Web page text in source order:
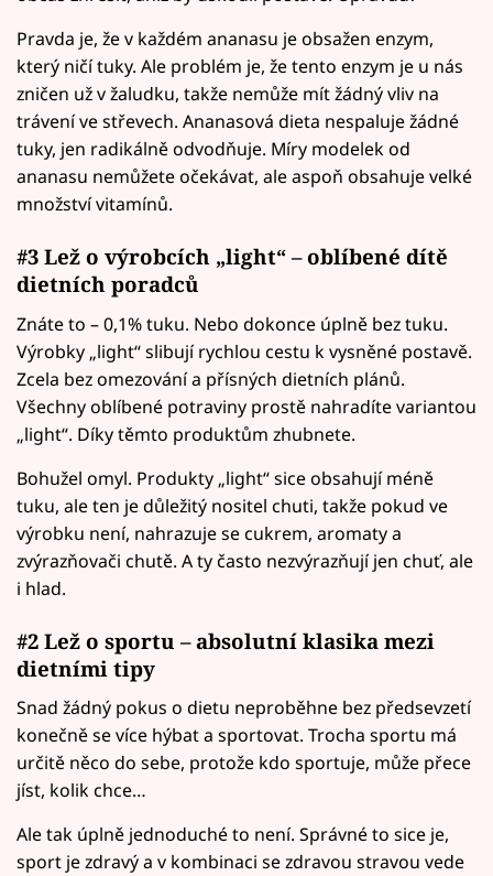
Pravda je, že v každém ananasu je obsažen enzym,
který ničí tuky. Ale problém je, že tento enzym je u nás
zničen už v žaludku, takže nemůže mít žádný vliv na
trávení ve střevech. Ananasová dieta nespaluje žádné
tuky, jen radikálně odvodňuje. Míry modelek od
ananasu nemůžete očekávat, ale aspoň obsahuje velké
množství vitamínů.
#3 Lež o výrobcích „light“ – oblíbené dítě
dietních poradců
Znáte to – 0,1% tuku. Nebo dokonce úplně bez tuku.
Výrobky „light“ slibují rychlou cestu k vysněné postavě.
Zcela bez omezování a přísných dietních plánů.
Všechny oblíbené potraviny prostě nahradíte variantou
„light“. Díky těmto produktům zhubnete.
Bohužel omyl. Produkty „light“ sice obsahují méně
tuku, ale ten je důležitý nositel chuti, takže pokud ve
výrobku není, nahrazuje se cukrem, aromaty a
zvýrazňovači chutě. A ty často nezvýrazňují jen chuť, ale
i hlad.
#2 Lež o sportu – absolutní klasika mezi
dietními tipy
Snad žádný pokus o dietu neproběhne bez předsevzetí
konečně se více hýbat a sportovat. Trocha sportu má
určitě něco do sebe, protože kdo sportuje, může přece
jíst, kolik chce…
Ale tak úplně jednoduché to není. Správné to sice je,
sport je zdravý a v kombinaci se zdravou stravou vede